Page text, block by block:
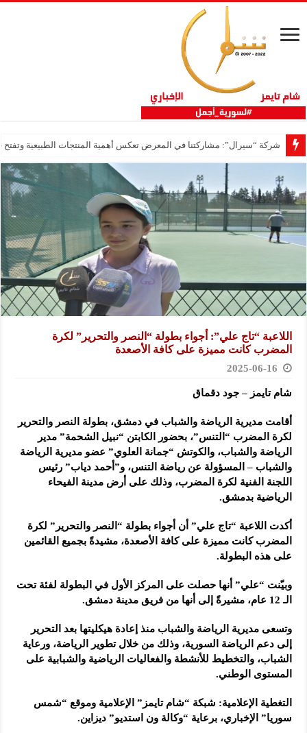
شركة “سيرال”: مشاركتنا في المعرض تعكس أهمية المنتجات الطبيعية وتفتح
اللاعبة “تاج علي”: أجواء بطولة “النصر والتحرير” لكرة
المضرب كانت مميزة على كافة الأصعدة
2025-06-16
شام تايمز – جود دقماق
أقامت مديرية الرياضة والشباب في دمشق، بطولة النصر والتحرير
لكرة المضرب “التنس”، بحضور الكابتن “نبيل الشحمة” مدير
الرياضة والشباب، والكوتش “جمانة العلوي” عضو مديرية الرياضة
والشباب – المسؤولة عن رياضة التنس، و”أحمد دياب” رئيس
اللجنة الفنية لكرة المضرب، وذلك على أرض مدينة الفيحاء
الرياضية بدمشق.
أكدت اللاعبة “تاج علي” أن أجواء بطولة “النصر والتحرير” لكرة
المضرب كانت مميزة على كافة الأصعدة، مشيدةً بجميع القائمين
على هذه البطولة.
وبيّنت “علي” أنها حصلت على المركز الأول في البطولة لفئة تحت
الـ 12 عام، مشيرةً إلى أنها من فريق مدينة دمشق.
وتسعى مديرية الرياضة والشباب منذ إعادة هيكليتها بعد التحرير
إلى دعم الرياضة السورية، وذلك من خلال تطوير الرياضة، ورعاية
الشباب، والتخطيط للأنشطة والفعاليات الرياضية والشبابية على
المستوى الوطني.
التغطية الإعلامية: شبكة “شام تايمز” الإعلامية وموقع “شمس
سوريا” الإخباري، برعاية “وكالة ون استديو” ديزاين.